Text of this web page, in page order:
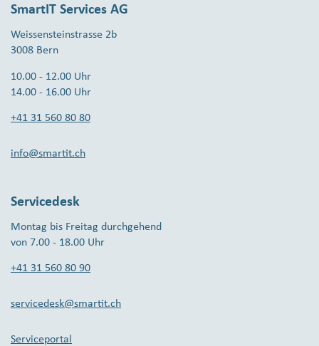
SmartIT Services AG
Weissensteinstrasse 2b
3008 Bern
10.00 - 12.00 Uhr
14.00 - 16.00 Uhr
+41 31 560 80 80
info@smartit.ch
Servicedesk
Montag bis Freitag durchgehend
von 7.00 - 18.00 Uhr
+41 31 560 80 90
servicedesk@smartit.ch
Serviceportal